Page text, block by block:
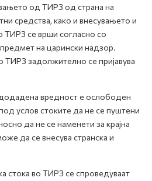
од ТИРЗ од страна на
средства, како и внесувањето и
ТИРЗ се врши согласно со
на царински надзор.
ТИРЗ задолжително се пријавува
вредност е ослободен
услов стоките да не се пуштени
да не се наменети за крајна
да се внесува странска и
стока во ТИРЗ се спроведуваат